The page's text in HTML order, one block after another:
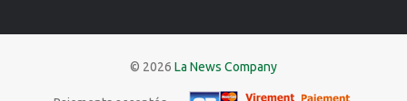
© 2026 La News Company